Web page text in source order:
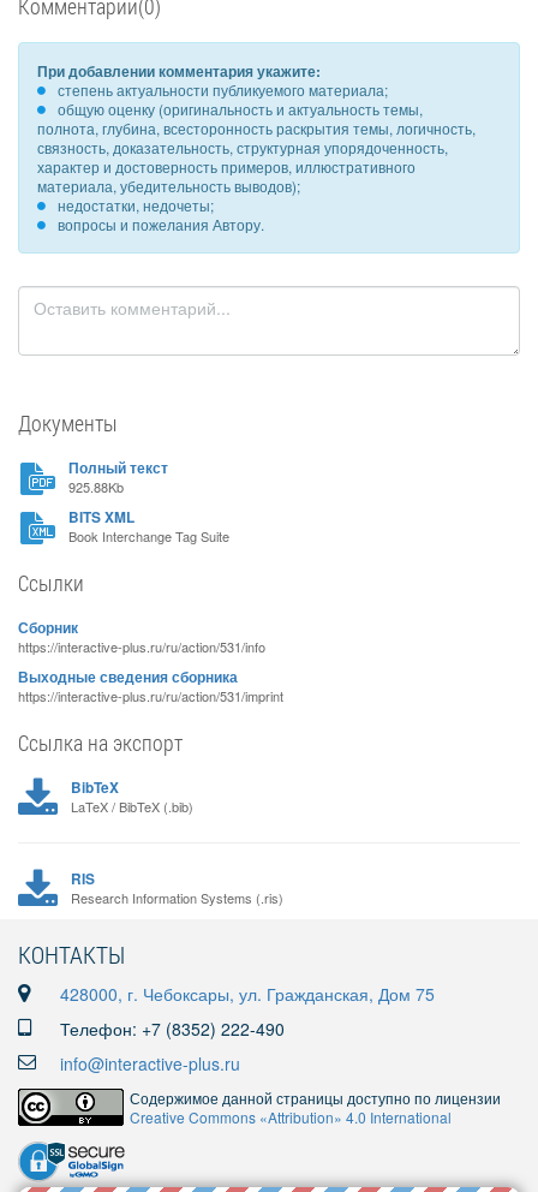
Комментарии(0)
При добавлении комментария укажите:
степень актуальности публикуемого материала;
общую оценку (оригинальность и актуальность темы,
полнота, глубина, всесторонность раскрытия темы, логичность,
связность, доказательность, структурная упорядоченность,
характер и достоверность примеров, иллюстративного
материала, убедительность выводов);
недостатки, недочеты;
вопросы и пожелания Автору.
Документы
Полный текст
925.88Kb
BITS XML
Book Interchange Tag Suite
Ссылки
Сборник
https://interactive-plus.ru/ru/action/531/info
Выходные сведения сборника
https://interactive-plus.ru/ru/action/531/imprint
Ссылка на экспорт
BibTeX
LaTeX / BibTeX (.bib)
RIS
Research Information Systems (.ris)
КОНТАКТЫ
428000, г. Чебоксары, ул. Гражданская, Дом 75
Телефон: +7 (8352) 222-490
info@interactive-plus.ru
Содержимое данной страницы доступно по лицензии
Creative Commons «Attribution» 4.0 International